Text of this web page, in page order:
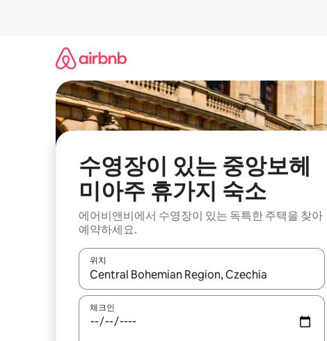
수영장이 있는 중앙보헤
미아주 휴가지 숙소
에어비앤비에서 수영장이 있는 독특한 주택을 찾아
예약하세요.
위치
결과가 나오면 위·아래 화살표 키를 사용하거나 터치
체크인